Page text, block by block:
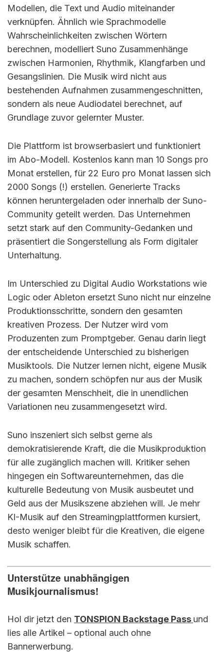
Modellen, die Text und Audio miteinander
verknüpfen. Ähnlich wie Sprachmodelle
Wahrscheinlichkeiten zwischen Wörtern
berechnen, modelliert Suno Zusammenhänge
zwischen Harmonien, Rhythmik, Klangfarben und
Gesangslinien. Die Musik wird nicht aus
bestehenden Aufnahmen zusammengeschnitten,
sondern als neue Audiodatei berechnet, auf
Grundlage zuvor gelernter Muster.
Die Plattform ist browserbasiert und funktioniert
im Abo-Modell. Kostenlos kann man 10 Songs pro
Monat erstellen, für 22 Euro pro Monat lassen sich
2000 Songs (!) erstellen. Generierte Tracks
können heruntergeladen oder innerhalb der Suno-
Community geteilt werden. Das Unternehmen
setzt stark auf den Community-Gedanken und
präsentiert die Songerstellung als Form digitaler
Unterhaltung.
Im Unterschied zu Digital Audio Workstations wie
Logic oder Ableton ersetzt Suno nicht nur einzelne
Produktionsschritte, sondern den gesamten
kreativen Prozess. Der Nutzer wird vom
Produzenten zum Promptgeber. Genau darin liegt
der entscheidende Unterschied zu bisherigen
Musiktools. Die Nutzer lernen nicht, eigene Musik
zu machen, sondern schöpfen nur aus der Musik
der gesamten Menschheit, die in unendlichen
Variationen neu zusammengesetzt wird.
Suno inszeniert sich selbst gerne als
demokratisierende Kraft, die die Musikproduktion
für alle zugänglich machen will. Kritiker sehen
hingegen ein Softwareunternehmen, das die
kulturelle Bedeutung von Musik ausbeutet und
Geld aus der Musikszene abziehen will. Je mehr
KI-Musik auf den Streamingplattformen kursiert,
desto weniger bleibt für die Kreativen, die eigene
Musik schaffen.
Unterstütze unabhängigen
Musikjournalismus!
Hol dir jetzt den TONSPION Backstage Pass und
lies alle Artikel – optional auch ohne
Bannerwerbung.